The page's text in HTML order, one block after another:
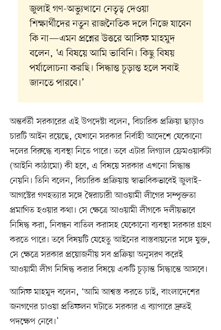
জুলাই গণ-অভ্যুত্থানে নেতৃত্ব দেওয়া
শিক্ষার্থীদের নতুন রাজনৈতিক দলে নিজে যাবেন
কি না—এমন প্রশ্নের উত্তরে আসিফ মাহমুদ
বলেন, ‘এ বিষয়ে আমি ভাবিনি। কিছু বিষয়
পর্যালোচনা করছি। সিদ্ধান্ত চূড়ান্ত হলে সবাই
জানতে পারবে।’
অন্তর্বর্তী সরকারের এই উপদেষ্টা বলেন, বিচারিক প্রক্রিয়া ছাড়াও
চারটি আইন রয়েছে, যেখানে সরকার নির্বাহী আদেশে যেকোনো
দলের বিরুদ্ধে ব্যবস্থা নিতে পারে। তবে এটার লিগ্যাল ফ্রেমওয়ার্কটা
(আইনি কাঠামো) কী হবে, এ বিষয়ে সরকার এখনো সিদ্ধান্ত
নেয়নি। তিনি বলেন, বিচারিক প্রক্রিয়ায় স্বাভাবিকভাবেই জুলাই–
আগস্টের গণহত্যার সঙ্গে স্বৈরাচারী আওয়ামী লীগের সম্পৃক্ততা
প্রমাণিত হওয়ার কথা। সে ক্ষেত্রে আওয়ামী লীগকে দলীয়ভাবে
নিষিদ্ধ করা, নিবন্ধন বাতিল করাসহ যেকোনো ব্যবস্থা সরকার গ্রহণ
করতে পারে। তবে বিষয়টি যেহেতু আইনের বাস্তবায়নের সঙ্গে যুক্ত,
সে ক্ষেত্রে সরকার প্রয়োজনীয় সব প্রক্রিয়া অনুসরণ করেই
আওয়ামী লীগ নিষিদ্ধ করার বিষয়ে একটি চূড়ান্ত সিদ্ধান্তে আসবে।
আসিফ মাহমুদ বলেন, ‘আমি আশ্বস্ত করতে চাই, বাংলাদেশের
জনগণের চাওয়া প্রতিফলন ঘটাতে সরকার এ ব্যাপারে দ্রুতই
পদক্ষেপ নেবে।’